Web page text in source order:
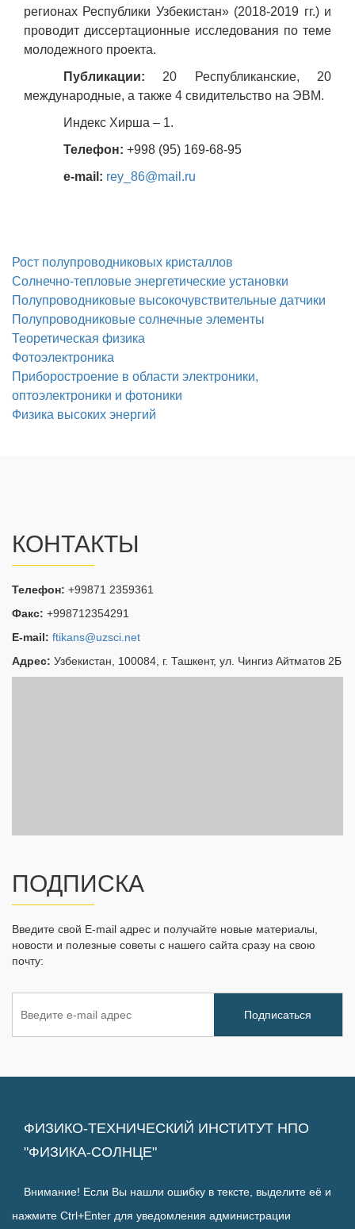
регионах Республики Узбекистан» (2018-2019 гг.) и
проводит диссертационные исследования по теме
молодежного проекта.
Публикации: 20 Республиканские, 20
международные, а также 4 свидительство на ЭВМ.
Индекс Хирша – 1.
Телефон: +998 (95) 169-68-95
e-mail: rey_86@mail.ru
Рост полупроводниковых кристаллов
Солнечно-тепловые энергетические установки
Полупроводниковые высокочувствительные датчики
Полупроводниковые солнечные элементы
Теоретическая физика
Фотоэлектроника
Приборостроение в области электроники,
оптоэлектроники и фотоники
Физика высоких энергий
КОНТАКТЫ
Телефон: +99871 2359361
Факс: +998712354291
E-mail: ftikans@uzsci.net
Адрес: Узбекистан, 100084, г. Ташкент, ул. Чингиз Айтматов 2Б
ПОДПИСКА
Введите свой E-mail адрес и получайте новые материалы,
новости и полезные советы с нашего сайта сразу на свою
почту:
ФИЗИКО-ТЕХНИЧЕСКИЙ ИНСТИТУТ НПО
"ФИЗИКА-СОЛНЦЕ"
Внимание! Если Вы нашли ошибку в тексте, выделите её и
нажмите Ctrl+Enter для уведомления администрации